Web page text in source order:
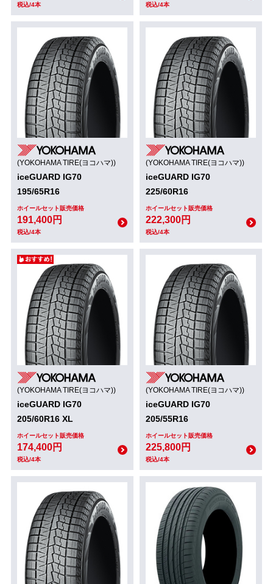
税込/4本 税込/4本
(YOKOHAMA TIRE(ヨコハマ))
iceGUARD IG70
195/65R16
ホイールセット販売価格
191,400円
税込/4本
(YOKOHAMA TIRE(ヨコハマ))
iceGUARD IG70
225/60R16
ホイールセット販売価格
222,300円
税込/4本
(YOKOHAMA TIRE(ヨコハマ))
iceGUARD IG70
205/60R16 XL
ホイールセット販売価格
174,400円
税込/4本
(YOKOHAMA TIRE(ヨコハマ))
iceGUARD IG70
205/55R16
ホイールセット販売価格
225,800円
税込/4本